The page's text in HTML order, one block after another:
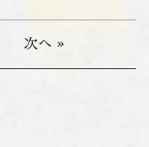
次へ »